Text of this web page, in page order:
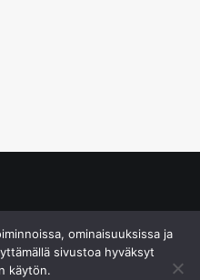
ominaisuuksissa ja
sivustoa hyväksyt
käytön.